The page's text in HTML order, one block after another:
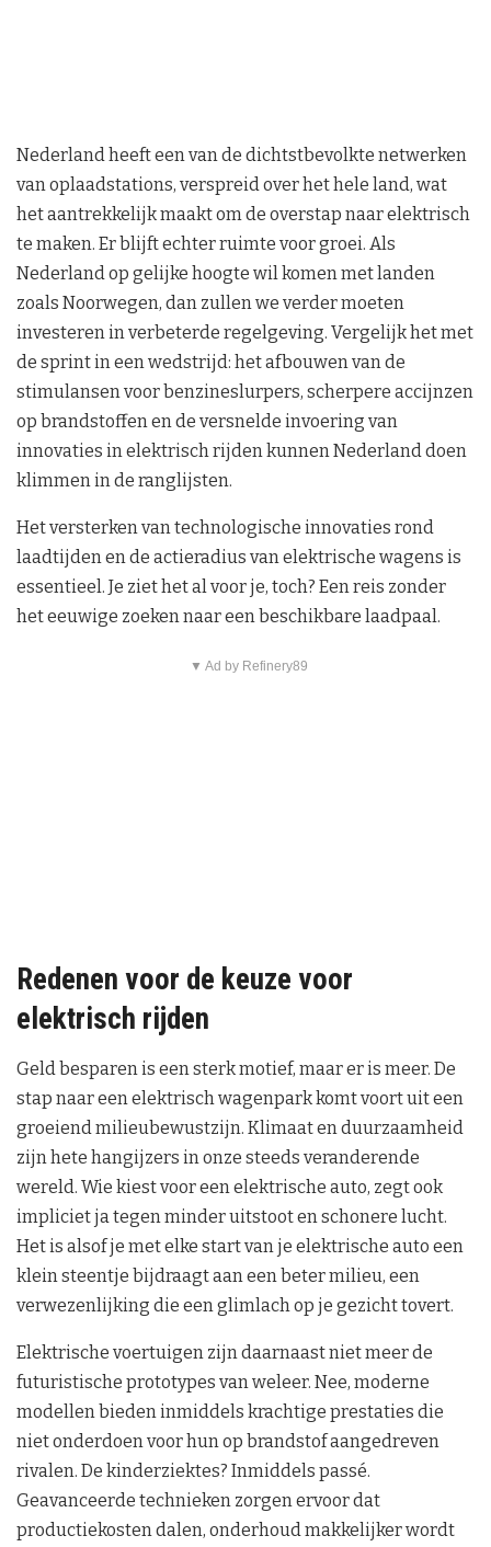
Nederland heeft een van de dichtstbevolkte netwerken
van oplaadstations, verspreid over het hele land, wat
het aantrekkelijk maakt om de overstap naar elektrisch
te maken. Er blijft echter ruimte voor groei. Als
Nederland op gelijke hoogte wil komen met landen
zoals Noorwegen, dan zullen we verder moeten
investeren in verbeterde regelgeving. Vergelijk het met
de sprint in een wedstrijd: het afbouwen van de
stimulansen voor benzineslurpers, scherpere accijnzen
op brandstoffen en de versnelde invoering van
innovaties in elektrisch rijden kunnen Nederland doen
klimmen in de ranglijsten.
Het versterken van technologische innovaties rond
laadtijden en de actieradius van elektrische wagens is
essentieel. Je ziet het al voor je, toch? Een reis zonder
het eeuwige zoeken naar een beschikbare laadpaal.
▼ Ad by Refinery89
Redenen voor de keuze voor
elektrisch rijden
Geld besparen is een sterk motief, maar er is meer. De
stap naar een elektrisch wagenpark komt voort uit een
groeiend milieubewustzijn. Klimaat en duurzaamheid
zijn hete hangijzers in onze steeds veranderende
wereld. Wie kiest voor een elektrische auto, zegt ook
impliciet ja tegen minder uitstoot en schonere lucht.
Het is alsof je met elke start van je elektrische auto een
klein steentje bijdraagt aan een beter milieu, een
verwezenlijking die een glimlach op je gezicht tovert.
Elektrische voertuigen zijn daarnaast niet meer de
futuristische prototypes van weleer. Nee, moderne
modellen bieden inmiddels krachtige prestaties die
niet onderdoen voor hun op brandstof aangedreven
rivalen. De kinderziektes? Inmiddels passé.
Geavanceerde technieken zorgen ervoor dat
productiekosten dalen, onderhoud makkelijker wordt